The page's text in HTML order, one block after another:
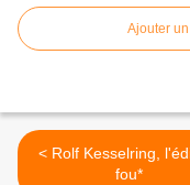
Ajouter
< Rolf Kesselring, l'éditeur
fou*